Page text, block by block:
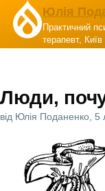
Перейти до
Юлія
Практичний
терапевт, Київ
Люди,
від Юлія Поданенко ,